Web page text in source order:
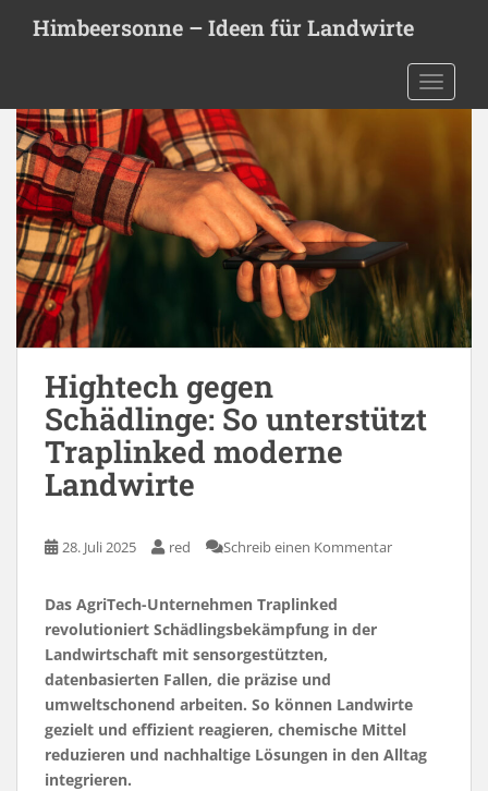
t
Himbeersonne – Ideen für Landwirte
Hightech gegen
Schädlinge: So unterstützt
Traplinked moderne
Landwirte
28. Juli 2025 red Schreib einen Kommentar
Das AgriTech-Unternehmen Traplinked
revolutioniert Schädlingsbekämpfung in der
Landwirtschaft mit sensorgestützten,
datenbasierten Fallen, die präzise und
umweltschonend arbeiten. So können Landwirte
gezielt und effizient reagieren, chemische Mittel
reduzieren und nachhaltige Lösungen in den Alltag
integrieren.